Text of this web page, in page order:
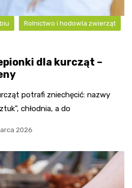
Rolnictwo i hodowla zwierząt
dla kurcząt –
potrafi zniechęcić: nazwy
chłodnia, a do
2026